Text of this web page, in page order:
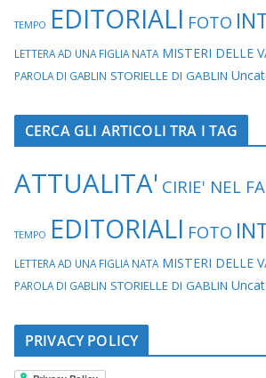
TEMPO EDITORIALI FOTO
LETTERA AD UNA FIGLIA NATA MISTERI DELLE
PAROLA DI GABLIN STORIELLE DI GABLIN
CERCA GLI ARTICOLI TRA I TAG
ATTUALITA' CIRIE' NEL
TEMPO EDITORIALI FOTO
LETTERA AD UNA FIGLIA NATA MISTERI DELLE
PAROLA DI GABLIN STORIELLE DI GABLIN
PRIVACY POLICY